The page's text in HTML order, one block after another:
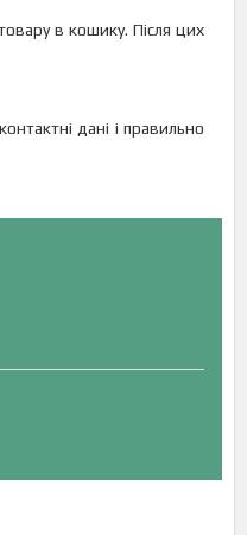
в кошику. Після цих
дані і правильно